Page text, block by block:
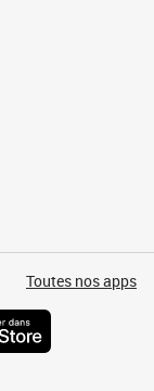
Toutes nos apps